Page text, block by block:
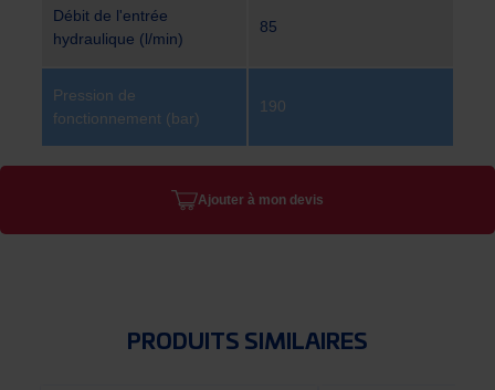
Débit de l'entrée
hydraulique (l/min)
85
Pression de
fonctionnement (bar)
190
Ajouter à mon devis
PRODUITS SIMILAIRES